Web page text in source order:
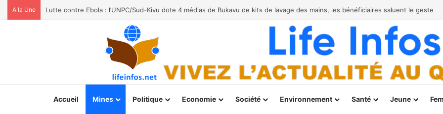
A la Une Moria FM, UNPC et Coopération Suisse unis pour stopper Ebola à Bukavu
Accueil Mines Politique Economie Société Environnement Santé Jeune